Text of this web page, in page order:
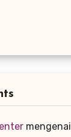
mengenai